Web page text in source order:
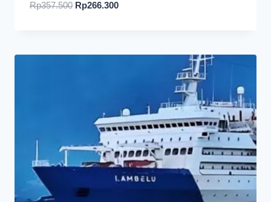
Rp357.500 Harga
Rp266.300Harga